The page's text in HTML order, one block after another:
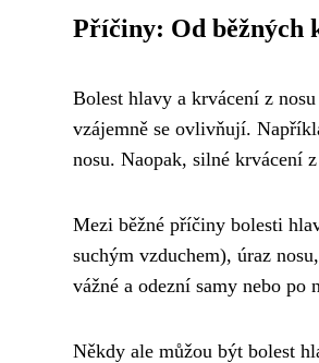
Příčiny: Od běžných
Bolest hlavy a krvácení z
vzájemně se ovlivňují.
nosu. Naopak, silné krvácení
Mezi běžné příčiny bolesti
suchým vzduchem), úraz
vážné a odezní samy nebo po
Někdy ale můžou být bolest